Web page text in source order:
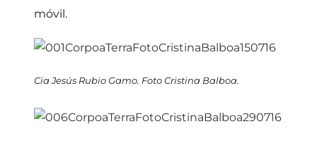
móvil.
Cia Jesús Rubio Gamo. Foto Cristina Balboa.